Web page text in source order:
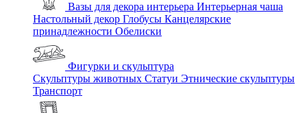
Вазы для декора интерьера Интерьерная чаша
Настольный декор Глобусы Канцелярские
принадлежности Обелиски
Фигурки и скульптура
Скульптуры животных Статуи Этнические скульптуры
Транспорт